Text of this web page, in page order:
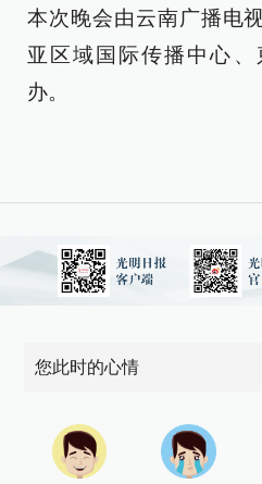
本次晚会由云南广播电
亚区域国际传播中心
办。
您此时的心情